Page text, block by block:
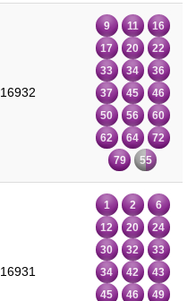
16932
9 11
16
17
20
22
33
34
36
37
45
46
50
56
60
62
64
72
79
55
16931
1 2
6
12
20
24
30
32
33
34
42
43
45
46
49